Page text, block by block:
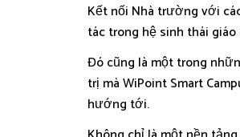
Kết nối Nhà trường với
tác trong hệ sinh thái giáo
Đó cũng là một trong
trị mà WiPoint Smart
hướng tới.